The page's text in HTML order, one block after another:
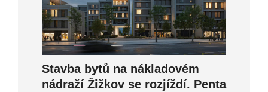
Stavba bytů na nákladovém
nádraží Žižkov se rozjíždí. Penta